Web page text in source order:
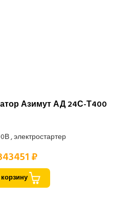
Азимут АД 24С-Т400
, электростартер
₽